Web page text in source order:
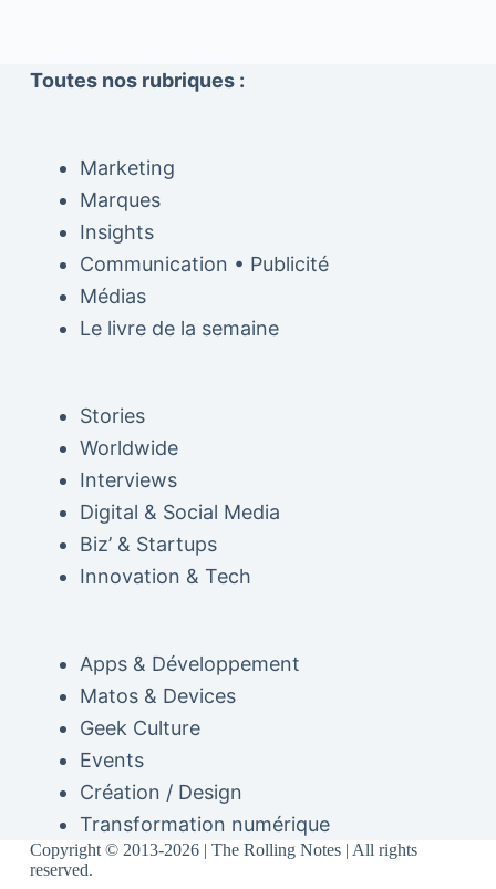
Toutes nos rubriques :
Marketing
Marques
Insights
Communication • Publicité
Médias
Le livre de la semaine
Stories
Worldwide
Interviews
Digital & Social Media
Biz’ & Startups
Innovation & Tech
Apps & Développement
Matos & Devices
Geek Culture
Events
Création / Design
Transformation numérique
Copyright © 2013-2026 | The Rolling Notes | All rights
reserved.